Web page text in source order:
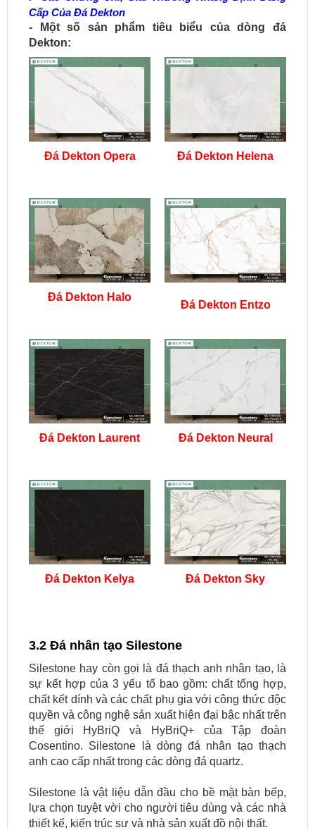
Cấp Của Đá Dekton
- Một số sản phẩm tiêu biểu của dòng đá
Dekton:
Đá Dekton Opera Đá Dekton Helena
Đá Dekton Halo
Đá Dekton Entzo
Đá Dekton Laurent Đá Dekton Neural
Đá Dekton Kelya Đá Dekton Sky
3.2 Đá nhân tạo Silestone
Silestone hay còn gọi là đá thạch anh nhân tạo, là
sự kết hợp của 3 yếu tố bao gồm: chất tổng hợp,
chất kết dính và các chất phụ gia với công thức độc
quyền và công nghệ sản xuất hiện đại bậc nhất trên
thế giới HyBriQ và HyBriQ+ của Tập đoàn
Cosentino. Silestone là dòng đá nhân tạo thạch
anh cao cấp nhất trong các dòng đá quartz.
Silestone là vật liệu dẫn đầu cho bề mặt bàn bếp,
lựa chọn tuyệt vời cho người tiêu dùng và các nhà
thiết kế, kiến trúc sư và nhà sản xuất đồ nội thất.